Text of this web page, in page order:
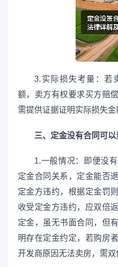
3.实际损失考量：若
额，卖方有权要求买方赔
需提供证据证明实际损失金
三、定金没有合同可以
1.一般情况：即便没
定金合同关系，定金能否
定金方违约，根据定金罚
收受定金方违约，应双倍
定金，虽无书面合同，但
明存在定金约定，若购房
开发商原因无法卖房，需双